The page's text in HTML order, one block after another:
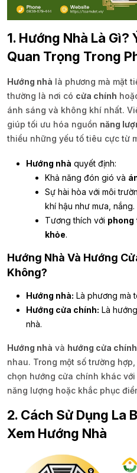
1. Hướng Nhà Là Gì?
Quan Trọng Trong
Hướng nhà là phương mà mặt
thường là nơi có cửa chính
ánh sáng và không khí nhất.
giúp tối ưu hóa nguồn năng
thiểu những yếu tố tiêu cực từ
Hướng nhà quyết định:
Khả năng đón gió và
Sự hài hòa với môi
khí hậu như mưa, nắng.
Tương thích với phong
khỏe.
Hướng Nhà Và Hướng
Không?
Hướng nhà: Là phương mà
Hướng cửa chính: Là
nhà.
Hướng nhà và hướng cửa chính
nhau. Trong một số trường hợp,
chọn hướng cửa chính khác
năng lượng hoặc khắc phục
2. Cách Sử Dụng La
Xem Hướng Nhà